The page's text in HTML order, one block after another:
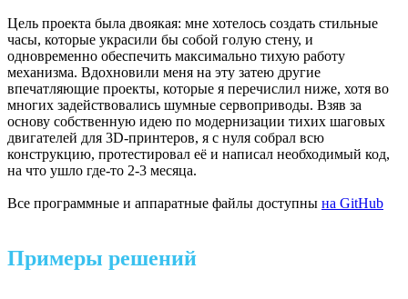
Цель проекта была двоякая: мне хотелось создать стильные
часы, которые украсили бы собой голую стену, и
одновременно обеспечить максимально тихую работу
механизма. Вдохновили меня на эту затею другие
впечатляющие проекты, которые я перечислил ниже, хотя во
многих задействовались шумные сервоприводы. Взяв за
основу собственную идею по модернизации тихих шаговых
двигателей для 3D-принтеров, я с нуля собрал всю
конструкцию, протестировал её и написал необходимый код,
на что ушло где-то 2-3 месяца.
Все программные и аппаратные файлы доступны на GitHub
Примеры решений